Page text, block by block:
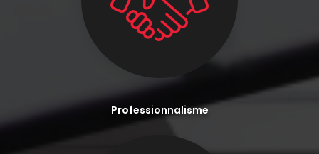
Professionnalisme